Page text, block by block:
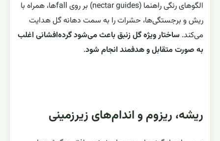
الگوهای رنگی راهنما (nectar guides) بر روی fallها، همراه با
ریش و برجستگی‌ها، حشرات را به سمت دهانه گل هدایت
می‌کند. ساختار ویژه گل زنبق باعث می‌شود گرده‌افشانی اغلب
به صورت متقابل و هدفمند انجام شود.
ریشه، ریزوم و اندام‌های زیرزمینی